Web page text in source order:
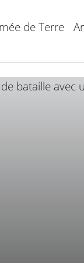
de Terre